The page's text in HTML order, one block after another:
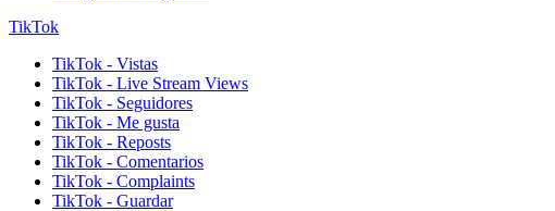
TikTok
TikTok - Vistas
TikTok - Live Stream Views
TikTok - Seguidores
TikTok - Me gusta
TikTok - Reposts
TikTok - Comentarios
TikTok - Complaints
TikTok - Guardar